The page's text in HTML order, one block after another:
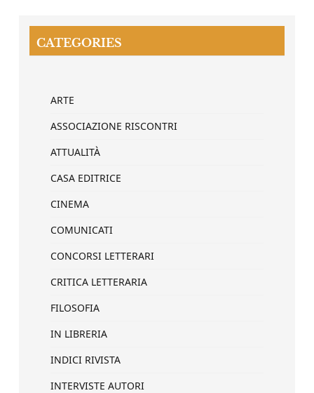
CATEGORIES
ARTE
ASSOCIAZIONE RISCONTRI
ATTUALITÀ
CASA EDITRICE
CINEMA
COMUNICATI
CONCORSI LETTERARI
CRITICA LETTERARIA
FILOSOFIA
IN LIBRERIA
INDICI RIVISTA
INTERVISTE AUTORI